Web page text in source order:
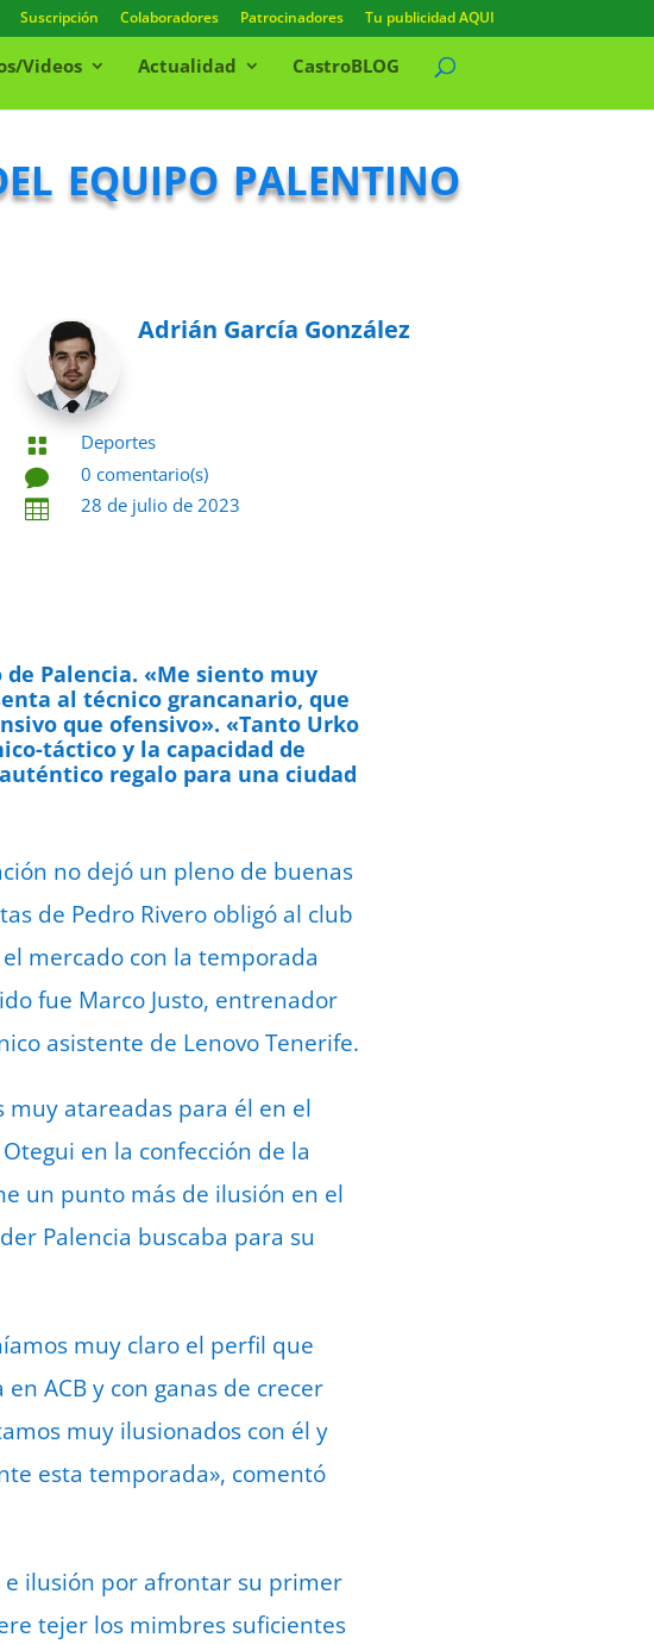
Suscripción Colaboradores Patrocinadores Tu publicidad AQUI
Videos Actualidad CastroBLOG
equipo palentino
Adrián García González

Deportes

0 comentario(s)

28 de julio de 2023
Palencia. «Me siento muy
al técnico grancanario, que
que ofensivo». «Tanto Urko
táctico y la capacidad de
regalo para una ciudad
no dejó un pleno de buenas
de Pedro Rivero obligó al club
mercado con la temporada
fue Marco Justo, entrenador
asistente de Lenovo Tenerife.
muy atareadas para él en el
en la confección de la
un punto más de ilusión en el
Palencia buscaba para su
muy claro el perfil que
ACB y con ganas de crecer
muy ilusionados con él y
esta temporada», comentó
e ilusión por afrontar su primer
tejer los mimbres suficientes